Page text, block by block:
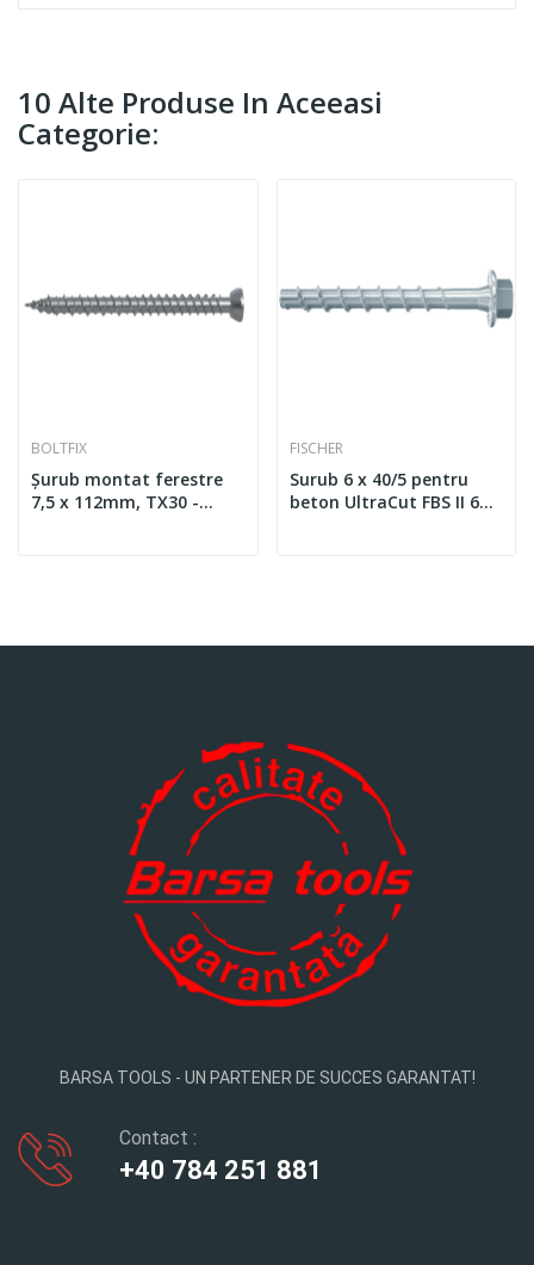
10 Alte Produse In Aceeasi
Categorie:
BOLTFIX
Șurub montat ferestre
7,5 x 112mm, TX30 -
FISCHER
Surub 6 x 40/5 pentru
beton UltraCut FBS II 6
BARSA TOOLS - UN PARTENER DE SUCCES GARANTAT!
Contact :
+40 784 251 881